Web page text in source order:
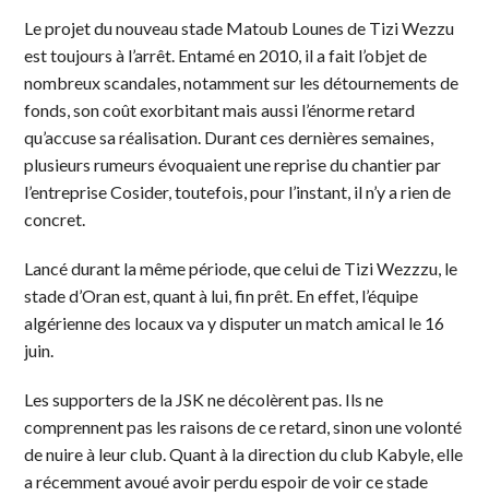
Le projet du nouveau stade Matoub Lounes de Tizi Wezzu
est toujours à l’arrêt. Entamé en 2010, il a fait l’objet de
nombreux scandales, notamment sur les détournements de
fonds, son coût exorbitant mais aussi l’énorme retard
qu’accuse sa réalisation. Durant ces dernières semaines,
plusieurs rumeurs évoquaient une reprise du chantier par
l’entreprise Cosider, toutefois, pour l’instant, il n’y a rien de
concret.
Lancé durant la même période, que celui de Tizi Wezzzu, le
stade d’Oran est, quant à lui, fin prêt. En effet, l’équipe
algérienne des locaux va y disputer un match amical le 16
juin.
Les supporters de la JSK ne décolèrent pas. Ils ne
comprennent pas les raisons de ce retard, sinon une volonté
de nuire à leur club. Quant à la direction du club Kabyle, elle
a récemment avoué avoir perdu espoir de voir ce stade